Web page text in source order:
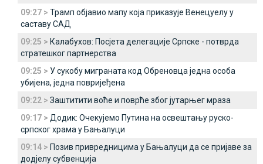
09:27 > Трамп објавио мапу која приказује Венецуелу у
саставу САД
09:25 > Калабухов: Посјета делегације Српске - потврда
стратешког партнерства
09:25 > У сукобу миграната код Обреновца једна особа
убијена, једна повријеђена
09:22 > Заштитити воће и поврће због јутарњег мраза
09:17 > Додик: Очекујемо Путина на освештању руско-
српског храма у Бањалуци
09:14 > Позив привредницима у Бањалуци да се пријаве за
додјелу субвенција